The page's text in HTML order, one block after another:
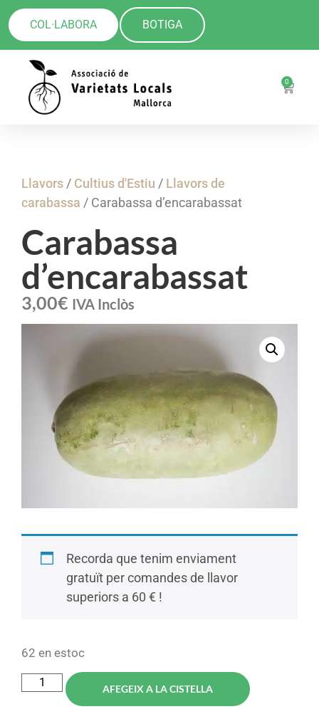
COL·LABORA BOTIGA
0
Llavors / Cultius d'Estiu / Llavors de
carabassa / Carabassa d’encarabassat
Carabassa
d’encarabassat
3,00€ IVA Inclòs
Recorda que tenim enviament
gratuït per comandes de llavor
superiors a 60 € !
62 en estoc
AFEGEIX A LA CISTELLA